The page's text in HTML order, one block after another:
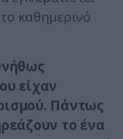
καθημερινό
είχαν
Πάντως
το ένα